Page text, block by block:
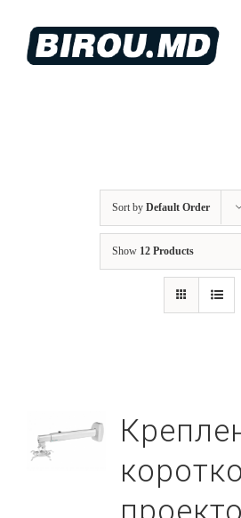
content
Sort by Default Order
Show 12 Products